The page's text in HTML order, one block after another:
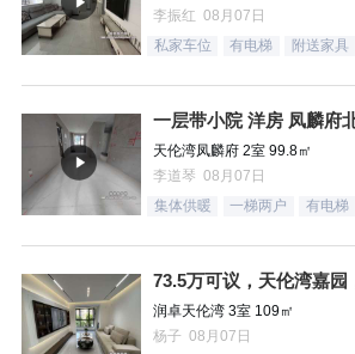
李振红 08月07日
私家车位 有电梯 附送家具
天伦湾凤麟府 2室 99.8㎡
李道琴 08月07日
集体供暖 一梯两户 有电梯
润卓天伦湾 3室 109㎡
杨子 08月07日